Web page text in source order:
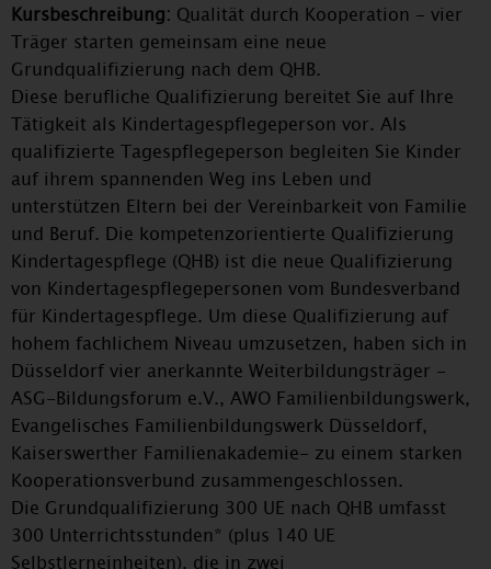
Kursbeschreibung: Qualität durch Kooperation - vier
Träger starten gemeinsam eine neue
Grundqualifizierung nach dem QHB.
Diese berufliche Qualifizierung bereitet Sie auf Ihre
Tätigkeit als Kindertagespflegeperson vor. Als
qualifizierte Tagespflegeperson begleiten Sie Kinder
auf ihrem spannenden Weg ins Leben und
unterstützen Eltern bei der Vereinbarkeit von Familie
und Beruf. Die kompetenzorientierte Qualifizierung
Kindertagespflege (QHB) ist die neue Qualifizierung
von Kindertagespflegepersonen vom Bundesverband
für Kindertagespflege. Um diese Qualifizierung auf
hohem fachlichem Niveau umzusetzen, haben sich in
Düsseldorf vier anerkannte Weiterbildungsträger -
ASG-Bildungsforum e.V., AWO Familienbildungswerk,
Evangelisches Familienbildungswerk Düsseldorf,
Kaiserswerther Familienakademie- zu einem starken
Kooperationsverbund zusammengeschlossen.
Die Grundqualifizierung 300 UE nach QHB umfasst
300 Unterrichtsstunden* (plus 140 UE
Selbstlerneinheiten), die in zwei